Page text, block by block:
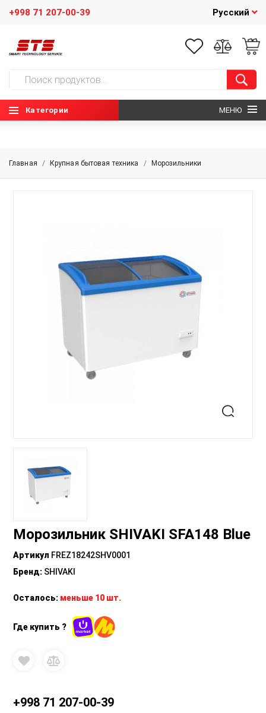
+998 71 207-00-39 Русский
Категории МЕНЮ
+99871 207-00-39 info@sts.uz
Главная / Крупная бытовая техника / Морозильники
Морозильник SHIVAKI SFA148 Blue
Артикул FREZ18242SHV0001
Бренд: SHIVAKI
Осталось: меньше 10 шт.
Где купить ?
+998 71 207-00-39